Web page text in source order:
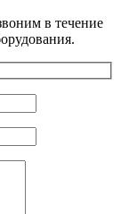
в течение